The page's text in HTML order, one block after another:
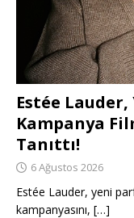
Estée
Kampanya
Tanıttı!
6 Ağustos 2026
Estée Lauder, yeni
kampanyasını, […]